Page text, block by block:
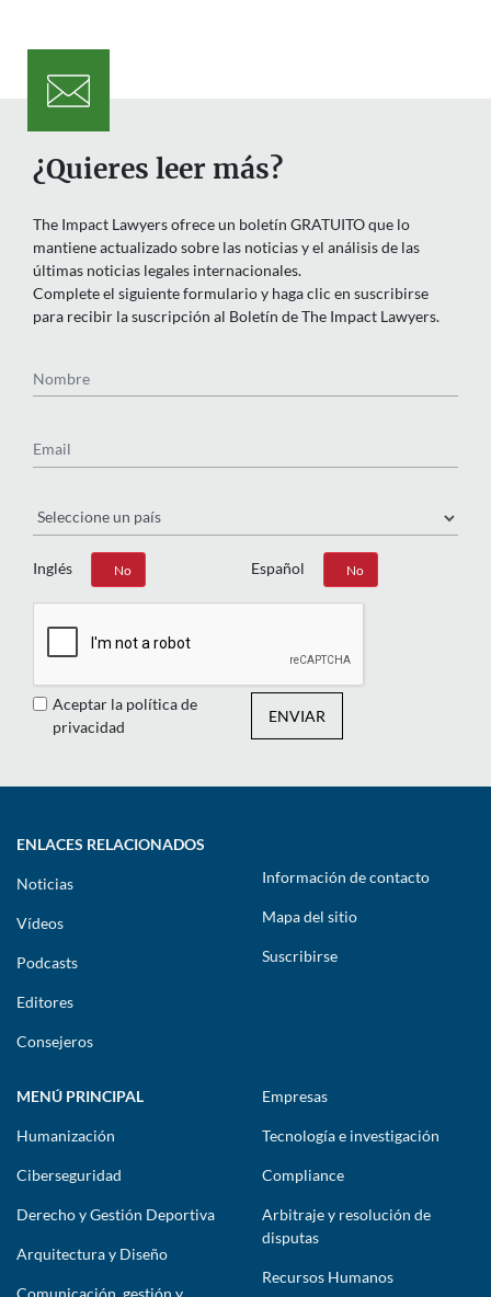
¿Quieres leer más?
The Impact Lawyers ofrece un boletín GRATUITO que lo
mantiene actualizado sobre las noticias y el análisis de las
últimas noticias legales internacionales.
Complete el siguiente formulario y haga clic en suscribirse
para recibir la suscripción al Boletín de The Impact Lawyers.
Inglés
Sí No Español
Sí No
Aceptar la política de
privacidad
ENVIAR
ENLACES RELACIONADOS
Noticias
Vídeos
Podcasts
Editores
Consejeros
Información de contacto
Mapa del sitio
Suscribirse
MENÚ PRINCIPAL
Humanización
Ciberseguridad
Derecho y Gestión Deportiva
Arquitectura y Diseño
Empresas
Tecnología e investigación
Compliance
Arbitraje y resolución de
disputas
Recursos Humanos